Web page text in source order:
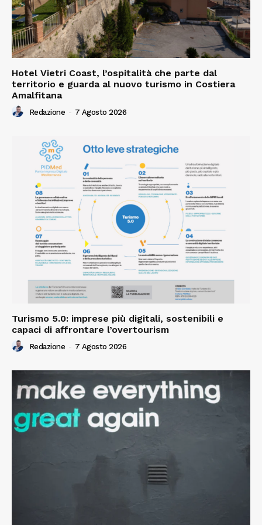
Hotel Vietri Coast, l’ospitalità che parte dal
territorio e guarda al nuovo turismo in Costiera
Amalfitana
Redazione - 7 Agosto 2026
Turismo 5.0: imprese più digitali, sostenibili e
capaci di affrontare l’overtourism
Redazione - 7 Agosto 2026